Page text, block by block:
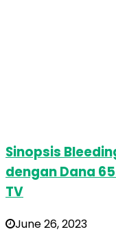
Sinopsis
dengan Dana
TV
June 26, 2023